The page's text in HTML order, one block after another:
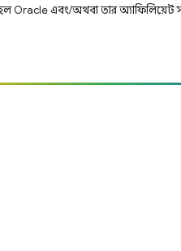
Oracle এবং/অথবা তার অ্যাফিলিয়েট